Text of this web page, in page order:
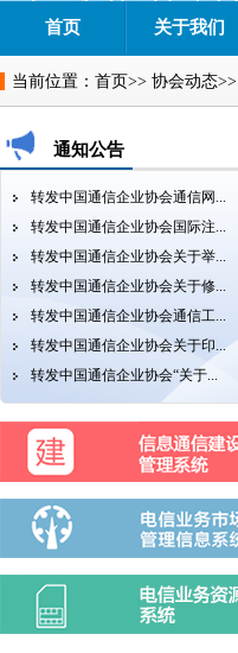
首页 关于我们
当前位置： 首页>> 协会动态>>
通知公告
转发中国通信企业协会通信网...
转发中国通信企业协会国际注...
转发中国通信企业协会关于举...
转发中国通信企业协会关于修...
转发中国通信企业协会通信工...
转发中国通信企业协会关于印...
转发中国通信企业协会“关于...